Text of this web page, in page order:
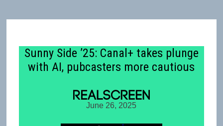
Sunny Side ’25: Canal+ takes plunge
with AI, pubcasters more cautious
June 26, 2025